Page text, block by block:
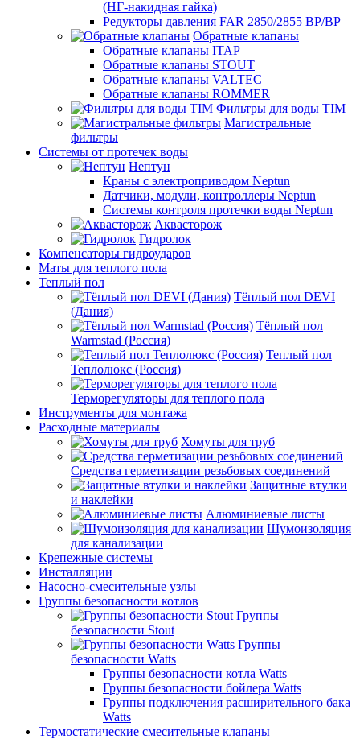
(НГ-накидная гайка)
Редукторы давления FAR 2850/2855 ВР/ВР
Обратные клапаны
Обратные клапаны ITAP
Обратные клапаны STOUT
Обратные клапаны VALTEC
Обратные клапаны ROMMER
Фильтры для воды TIM
Магистральные
фильтры
Системы от протечек воды
Нептун
Краны с электроприводом Neptun
Датчики, модули, контроллеры Neptun
Системы контроля протечки воды Neptun
Аквасторож
Гидролок
Компенсаторы гидроударов
Маты для теплого пола
Теплый пол
Тёплый пол DEVI
(Дания)
Тёплый пол
Warmstad (Россия)
Теплый пол
Теплолюкс (Россия)
Терморегуляторы для теплого пола
Инструменты для монтажа
Расходные материалы
Хомуты для труб
Средства герметизации резьбовых соединений
Защитные втулки
и наклейки
Алюминиевые листы
Шумоизоляция
для канализации
Крепежные системы
Инсталляции
Насосно-смесительные узлы
Группы безопасности котлов
Группы
безопасности Stout
Группы
безопасности Watts
Группы безопасности котла Watts
Группы безопасности бойлера Watts
Группы подключения расширительного бака
Watts
Термостатические смесительные клапаны